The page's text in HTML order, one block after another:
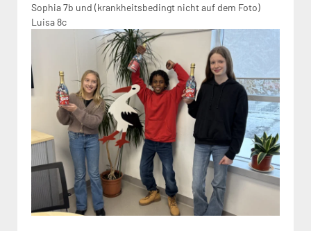
Sophia 7b und (krankheitsbedingt nicht auf dem Foto)
Luisa 8c